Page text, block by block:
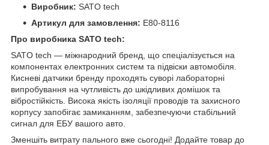
Виробник: SATO tech
Артикул для замовлення: E80-8116
Про виробника SATO tech:
SATO tech — міжнародний бренд, що спеціалізується на
компонентах електронних систем та підвіски автомобіля.
Кисневі датчики бренду проходять суворі лабораторні
випробування на чутливість до шкідливих домішок та
вібростійкість. Висока якість ізоляції проводів та захисного
корпусу запобігає замиканням, забезпечуючи стабільний
сигнал для ЕБУ вашого авто.
Зменшіть витрату пального вже сьогодні! Додайте товар до